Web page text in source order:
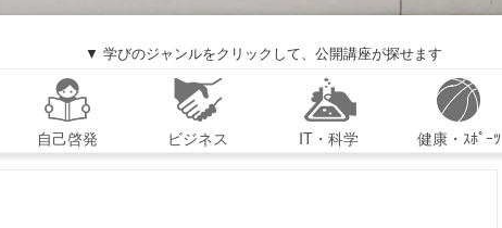
▼ 学びのジャンルをクリックして、公開講座が探せます
自己啓発 ビジネス IT・科学 健康・ｽﾎﾟｰﾂ